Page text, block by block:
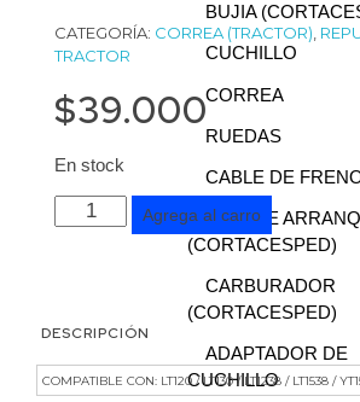
BUJIA
CUCHILLO
CORREA
RUEDAS
CABLE DE
TAPA DE
(CORTACESPED)
CARBURADOR
(CORTACESPED)
ADAPTADOR DE
CUCHILLO
CATEGORÍA: CORREA (TRACTOR)
TRACTOR
$39.000
En stock
Agrega al carro
DESCRIPCIÓN
COMPATIBLE CON: LT120 / LT130 / LT1238 / LT1538 /